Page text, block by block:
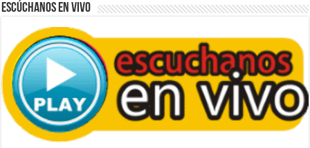
Escúchanos En Vivo